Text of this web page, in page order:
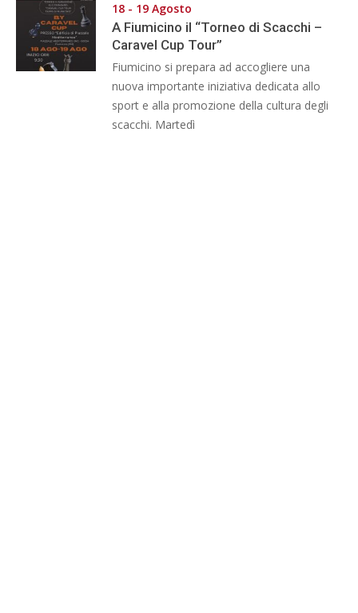
18 - 19 Agosto
A Fiumicino il “Torneo di Scacchi –
Caravel Cup Tour”
Fiumicino si prepara ad accogliere una
nuova importante iniziativa dedicata allo
sport e alla promozione della cultura degli
scacchi. Martedì